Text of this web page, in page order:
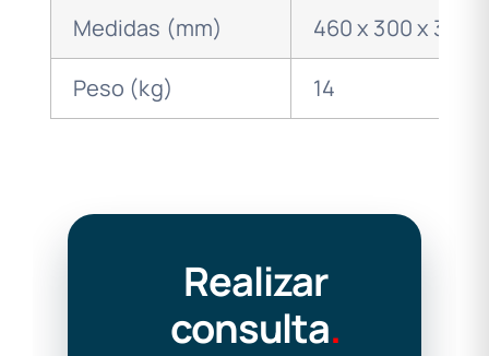
Medidas (mm) 460 x 300 x 330
Peso (kg) 14
Realizar
consulta.